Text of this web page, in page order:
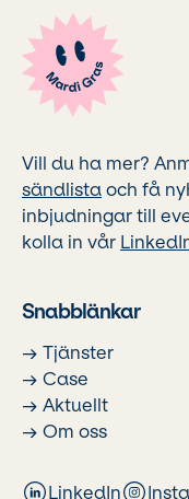
Vill du ha mer?
sändlista och få
inbjudningar till
kolla in vår
Snabblänkar
→ Tjänster
→ Case
→ Aktuellt
→ Om oss
LinkedIn